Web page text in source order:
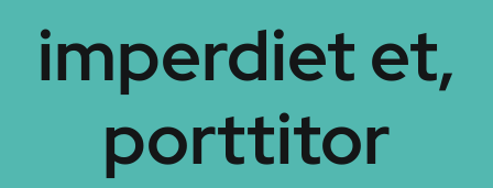
imperdiet et,
porttitor